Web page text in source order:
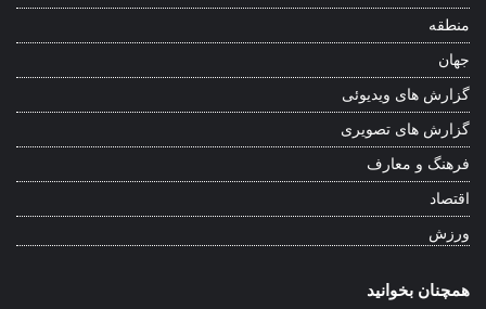
منطقه
جهان
گزارش های ویدیوئی
گزارش های تصویری
فرهنگ و معارف
اقتصاد
ورزش
همچنان بخوانید